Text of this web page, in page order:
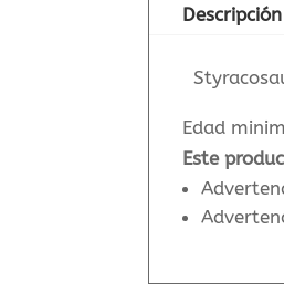
Descripción
Edad
Este